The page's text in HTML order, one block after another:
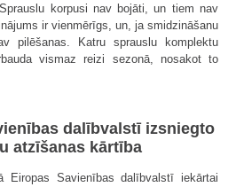
korpusi nav bojāti, un tiem nav
ir vienmērīgs, un, ja smidzināšanu
pilēšanas. Katru sprauslu komplektu
vismaz reizi sezonā, nosakot to
dalībvalstī izsniegto
atzīšanas kārtība
Savienības dalībvalstī iekārtai